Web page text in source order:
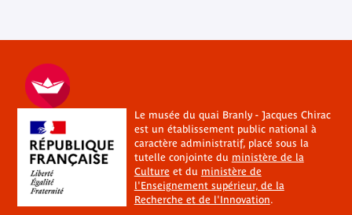
Le musée du quai Branly - Jacques Chirac
est un établissement public national à
caractère administratif, placé sous la
tutelle conjointe du ministère de la
Cultureet du ministère de
l'Enseignement supérieur, de la
Recherche et de l'Innovation.